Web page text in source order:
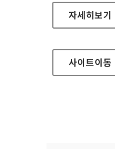
삼척의료원
자세히보기
사이트이동